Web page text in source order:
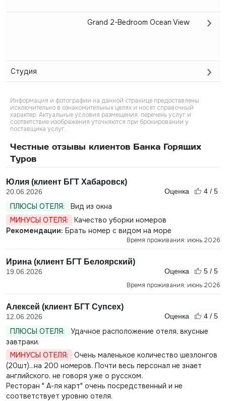
Grand 2-Bedroom Ocean View
Студия
Информация и фотографии на данной странице предоставлены
исключительно в ознакомительных целях и носят справочный
характер. Актуальные условия размещения, перечень услуг и
соответствие изображения уточняются при бронировании у
поставщика услуг.
Честные отзывы клиентов Банка Горящих
Туров
Юлия (клиент БГТ Хабаровск)
20.06.2026 Оценка 4 / 5
ПЛЮСЫ ОТЕЛЯ:
Вид из окна
МИНУСЫ ОТЕЛЯ:
Качество уборки номеров
Рекомендации: Брать номер с видом на море
Время проживания: июнь 2026
Ирина (клиент БГТ Белоярский)
19.06.2026 Оценка
5 / 5
Время проживания: июнь 2026
Алексей (клиент БГТ Супсех)
12.06.2026 Оценка 4 / 5
ПЛЮСЫ ОТЕЛЯ:
Удачное расположение отеля, вкусные
завтраки.
МИНУСЫ ОТЕЛЯ:
Очень маленькое количество шезлонгов
(20шт)...на 200 номеров. Почти весь персонал не знает
английского, не говоря уже о русском.
Ресторан " А-ля карт" очень посредственный и не
соответствует уровню отеля.